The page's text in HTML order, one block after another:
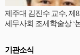
제주대 김진수 교수, 제8회 한국
세무사회 조세학술상 ‘
기관소식